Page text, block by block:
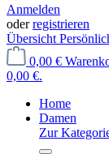
Anmelden
oderregistrieren
Übersicht
0,00 €
0,00 €.
Home
Damen
Zur